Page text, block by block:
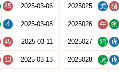
45 2025-03-06
4 2025-03-08
45 2025-03-11
13 2025-03-13
2025025 虎 猪
2025026 牛 狗
2025027 鸡 虎
2025028 虎 虎